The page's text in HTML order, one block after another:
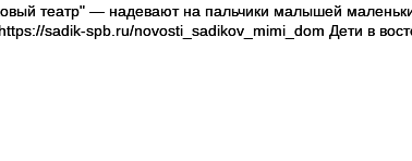
театр" — надевают на пальчики малышей
sadik-spb.ru/novosti_sadikov_mimi_dom Дети в